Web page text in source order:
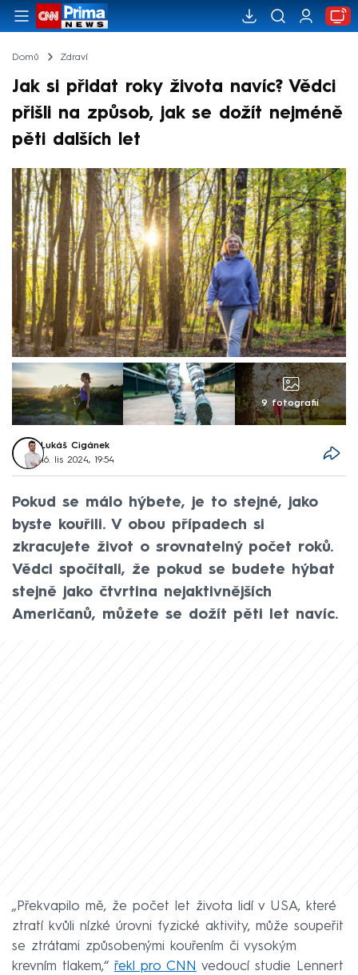
Domů Zdraví
Jak si přidat roky života navíc? Vědci
přišli na způsob, jak se dožít nejméně
pěti dalších let
9 fotografií
Lukáš Cigánek
16. lis 2024, 19:54
Pokud se málo hýbete, je to stejné, jako
byste kouřili. V obou případech si
zkracujete život o srovnatelný počet roků.
Vědci spočítali, že pokud se budete hýbat
stejně jako čtvrtina nejaktivnějších
Američanů, můžete se dožít pěti let navíc.
„Překvapilo mě, že počet let života lidí v USA, které
ztratí kvůli nízké úrovni fyzické aktivity, může soupeřit
se ztrátami způsobenými kouřením či vysokým
krevním tlakem,“ řekl pro CNN vedoucí studie Lennert